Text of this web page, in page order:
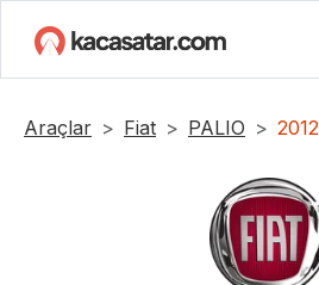
Araçlar Fiat PALIO 2012